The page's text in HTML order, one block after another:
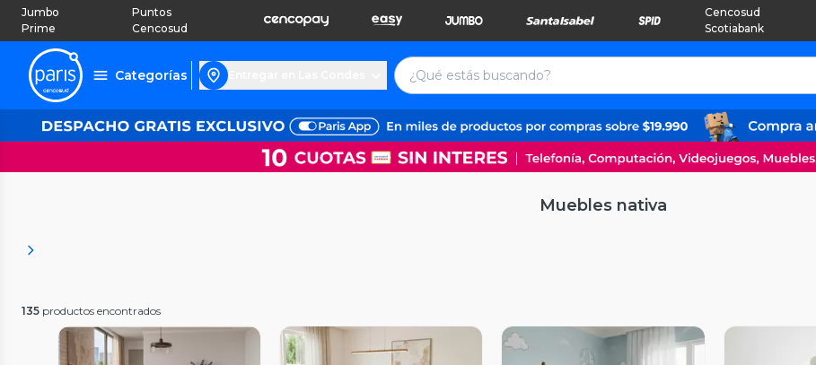
Jumbo
Prime
Puntos
Cencosud
Cencosud
Scotiabank
Categorías
Muebles nativa
135 productos encontrados